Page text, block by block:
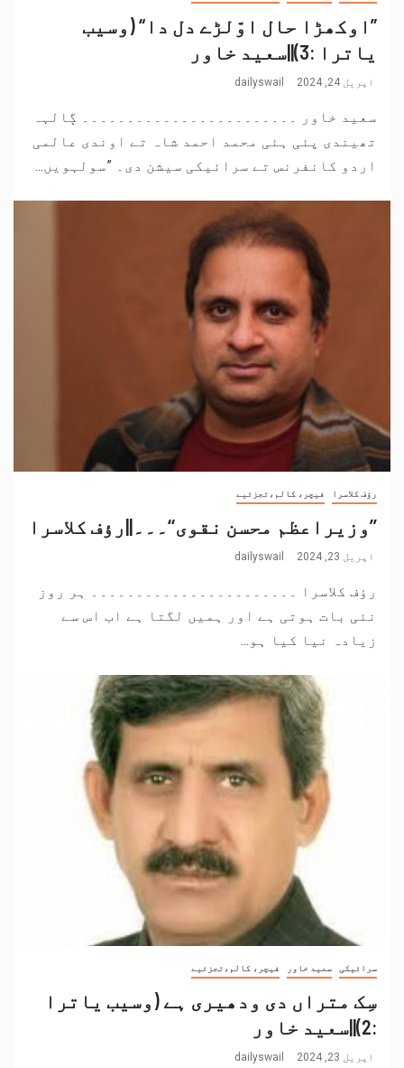
”اوکھڑا حال اوّلڑے دل دا“ (وسیب
یاترا :3)||سعید خاور
اپریل 24, 2024 dailyswail
سعید خاور ۔۔۔۔۔۔۔۔۔۔۔۔۔۔۔۔۔۔۔۔۔۔۔۔ ڳالہہ
تھیندی پئی ہئی محمد احمد شاہ تے اوندی عالمی
اردو کانفرنس تے سرائیکی سیشن دی۔ ”سولہویں...
رؤف کلاسرا فیچر، کالم،تجزئیے
’’وزیراعظم محسن نقوی‘‘۔۔۔||رؤف کلاسرا
اپریل 23, 2024 dailyswail
رؤف کلاسرا ۔۔۔۔۔۔۔۔۔۔۔۔۔۔۔۔۔۔۔۔۔۔۔ ہر روز
نئی بات ہوتی ہے اور ہمیں لگتا ہے اب اس سے
زیادہ نیا کیا ہو...
سرائیکی سعید خاور فیچر، کالم،تجزئیے
سِک متراں دی ودھیری ہے (وسیب یاترا
:2)||سعید خاور
اپریل 23, 2024 dailyswail